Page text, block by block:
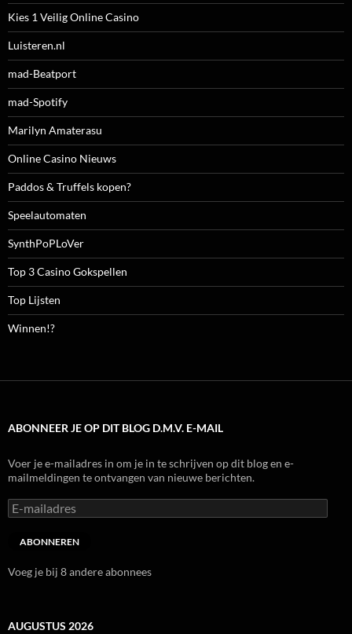
Kies 1 Veilig Online Casino
Luisteren.nl
mad-Beatport
mad-Spotify
Marilyn Amaterasu
Online Casino Nieuws
Paddos & Truffels kopen?
Speelautomaten
SynthPoPLoVer
Top 3 Casino Gokspellen
Top Lijsten
Winnen!?
ABONNEER JE OP DIT BLOG D.M.V. E-MAIL
Voer je e-mailadres in om je in te schrijven op dit blog en e-
mailmeldingen te ontvangen van nieuwe berichten.
E-
mailadres
ABONNEREN
Voeg je bij 8 andere abonnees
AUGUSTUS 2026